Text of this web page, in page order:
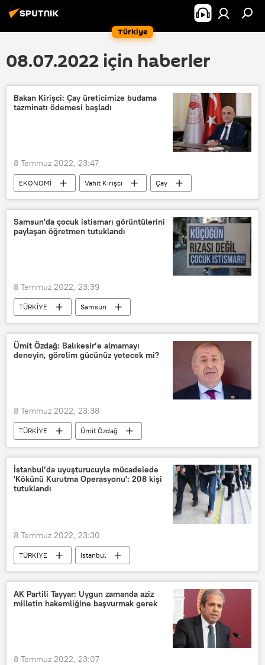
Türkiye
08.07.2022 için haberler
Bakan Kirişci: Çay üreticimize budama
tazminatı ödemesi başladı
8 Temmuz 2022, 23:47
EKONOMİ Vahit Kirişci
Çay
üretici
Ödeme
Samsun'da çocuk istismarı görüntülerini
paylaşan öğretmen tutuklandı
8 Temmuz 2022, 23:39
TÜRKİYE
Samsun
Öğretmen
istismar
Cinsel istismar
çocuklara yönelik cinsel istismar
Ümit Özdağ: Balıkesir’e almamayı
deneyin, görelim gücünüz yetecek mi?
8 Temmuz 2022, 23:38
TÜRKİYE
Ümit Özdağ
Zafer Partisi
Balıkesir
Kongre
İstanbul’da uyuşturucuyla mücadelede
'Kökünü Kurutma Operasyonu': 208 kişi
tutuklandı
8 Temmuz 2022, 23:30
TÜRKİYE
İstanbul
Uyuşturucu
Uyuşturucu operasyonu
Gözaltı
Tutuklama
AK Partili Tayyar: Uygun zamanda aziz
milletin hakemliğine başvurmak gerek
8 Temmuz 2022, 23:07